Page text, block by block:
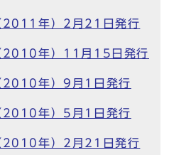
年）2月21日発行
年）11月15日発行
年）9月1日発行
年）5月1日発行
年）2月21日発行